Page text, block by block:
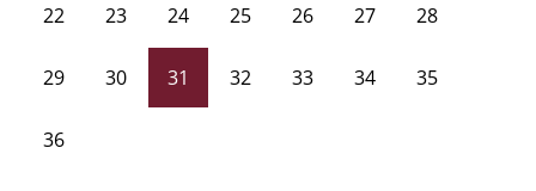
22 23 24 25 26 27 28
29 30 31 32 33 34 35
36